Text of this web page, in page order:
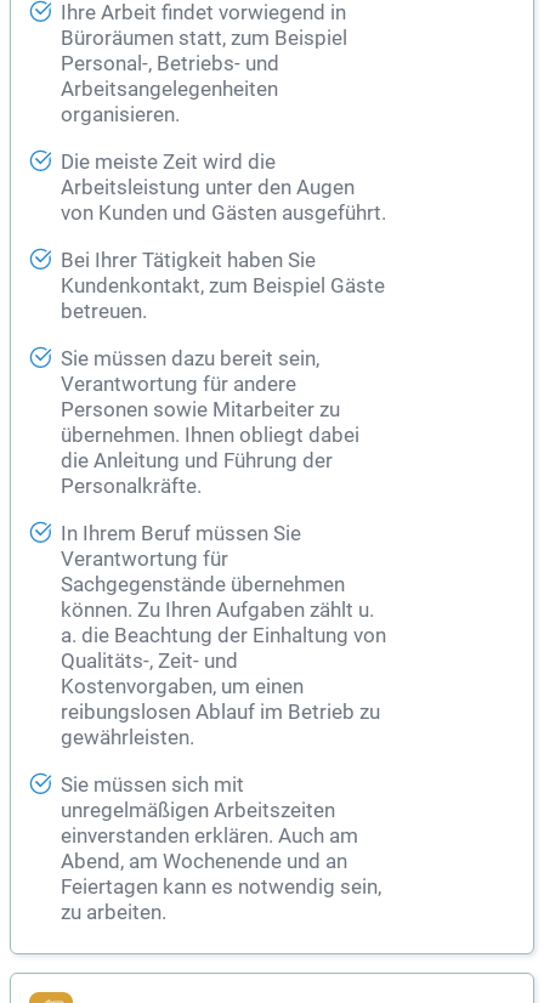
Ihre Arbeit findet vorwiegend in
Büroräumen statt, zum Beispiel
Personal-, Betriebs- und
Arbeitsangelegenheiten
organisieren.
Die meiste Zeit wird die
Arbeitsleistung unter den Augen
von Kunden und Gästen ausgeführt.
Bei Ihrer Tätigkeit haben Sie
Kundenkontakt, zum Beispiel Gäste
betreuen.
Sie müssen dazu bereit sein,
Verantwortung für andere
Personen sowie Mitarbeiter zu
übernehmen. Ihnen obliegt dabei
die Anleitung und Führung der
Personalkräfte.
In Ihrem Beruf müssen Sie
Verantwortung für
Sachgegenstände übernehmen
können. Zu Ihren Aufgaben zählt u.
a. die Beachtung der Einhaltung von
Qualitäts-, Zeit- und
Kostenvorgaben, um einen
reibungslosen Ablauf im Betrieb zu
gewährleisten.
Sie müssen sich mit
unregelmäßigen Arbeitszeiten
einverstanden erklären. Auch am
Abend, am Wochenende und an
Feiertagen kann es notwendig sein,
zu arbeiten.